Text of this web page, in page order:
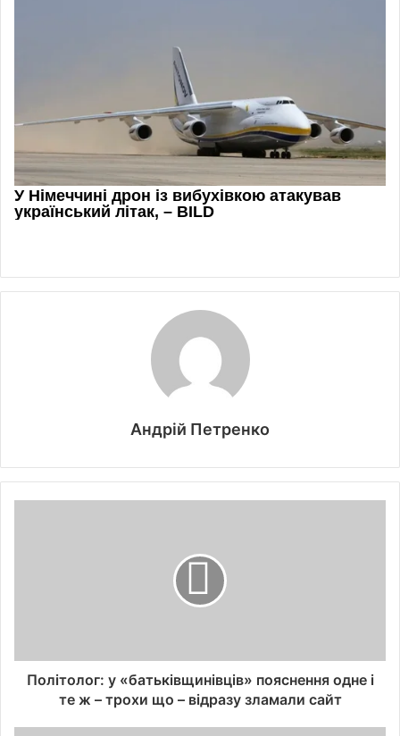
Андрій Петренко
Політолог: у «батьківщинівців» пояснення одне і
те ж – трохи що – відразу зламали сайт